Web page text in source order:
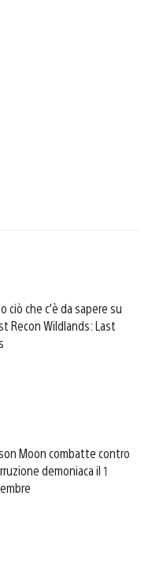
ciò che c’è da sapere su
Recon Wildlands: Last
Moon combatte contro
demoniaca il 1